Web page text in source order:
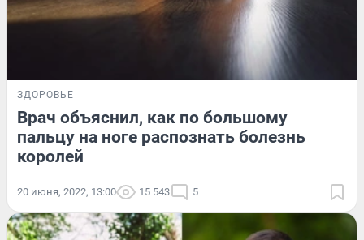
ЗДОРОВЬЕ
Врач объяснил, как по большому
пальцу на ноге распознать болезнь
королей
20 июня, 2022, 13:00 15 543 5